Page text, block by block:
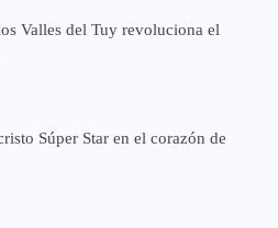
Valles del Tuy revoluciona el
Súper Star en el corazón de